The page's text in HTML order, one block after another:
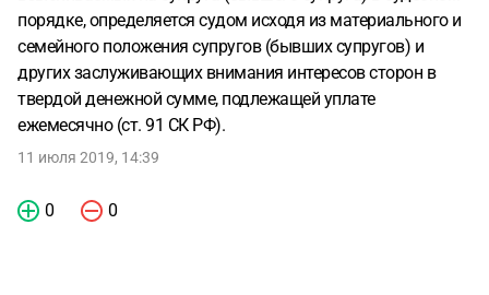
порядке, определяется судом исходя из материального и
семейного положения супругов (бывших супругов) и
других заслуживающих внимания интересов сторон в
твердой денежной сумме, подлежащей уплате
ежемесячно (ст. 91 СК РФ).
11 июля 2019, 14:39
0 0